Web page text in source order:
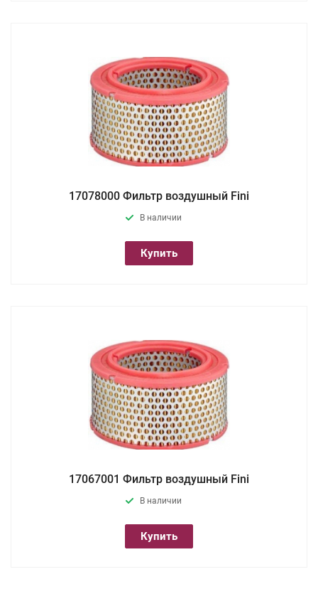
17078000 Фильтр воздушный Fini
В наличии
Купить
17067001 Фильтр воздушный Fini
В наличии
Купить